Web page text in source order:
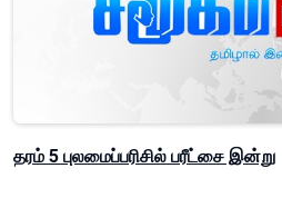
தரம் 5 புலமைப்பரிசில் பரீட்சை இன்று